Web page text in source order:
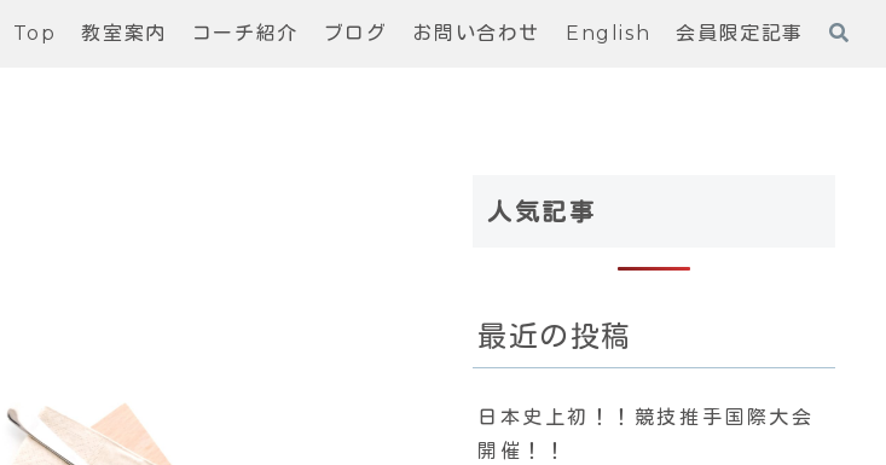
Top 教室案内 コーチ紹介 ブログ お問い合わせ English 会員限定記事
人気記事
最近の投稿
日本史上初！！競技推手国際大会
開催！！